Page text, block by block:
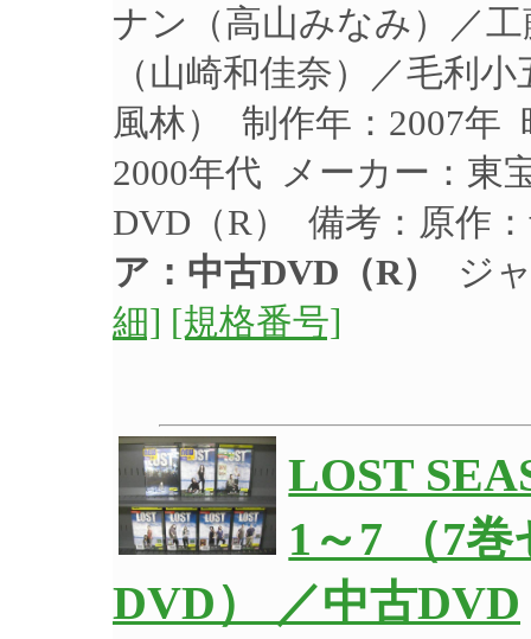
ナン（高山みなみ）／
（山崎和佳奈）／毛利
風林） 制作年：2007年
2000年代 メーカー：東
DVD（R） 備考：原作
ア：中古DVD（R）
ジ
細] [規格番号]
LOST
1～7 （7
DVD） ／中古DVD